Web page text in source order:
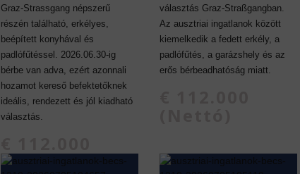
Graz-Strassgang népszerű
részén található, erkélyes,
beépített konyhával és
padlófűtéssel. 2026.06.30-ig
bérbe van adva, ezért azonnali
hozamot kereső befektetőknek
ideális, rendezett és jól kiadható
választás.
(Nettó)
választás Graz-Straßgangban.
Az ausztriai ingatlanok között
kiemelkedik a fedett erkély, a
padlófűtés, a garázshely és az
erős bérbeadhatóság miatt.